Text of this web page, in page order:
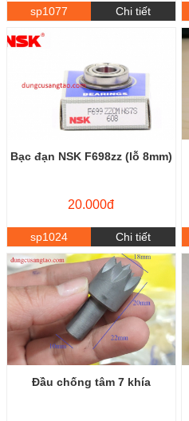
sp1077 Chi tiết
Bạc đạn NSK F698zz (lỗ 8mm)
20.000đ
sp1024 Chi tiết
Đầu chống tâm 7 khía